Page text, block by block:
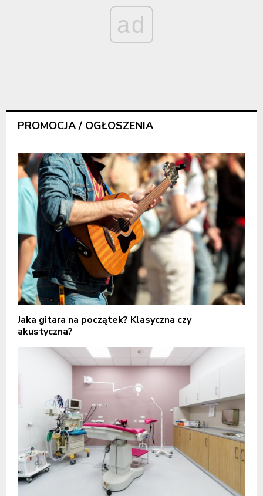
ad
PROMOCJA / OGŁOSZENIA
Jaka gitara na początek? Klasyczna czy
akustyczna?